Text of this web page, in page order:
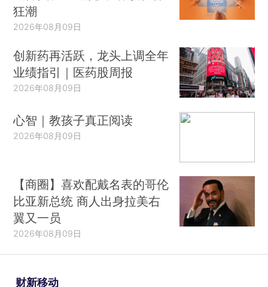
狂潮
2026年08月09日
创新药再活跃，龙头上调全年
业绩指引｜医药股周报
2026年08月09日
心智｜教孩子真正阅读
2026年08月09日
【商圈】喜欢配戴名表的哥伦
比亚新总统 商人出身拉美右
翼又一员
2026年08月09日
财新移动